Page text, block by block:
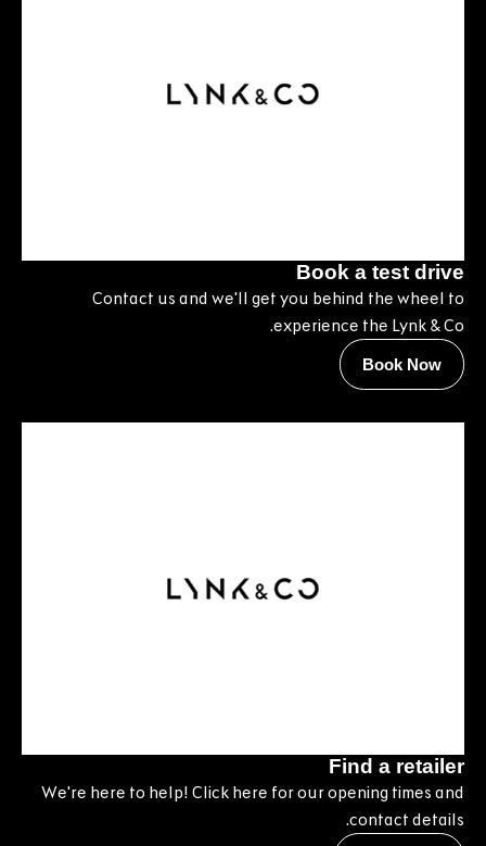
Book a test drive
Contact us and we'll get you behind the wheel to
experience the Lynk & Co.
Book Now
Find a retailer
We're here to help! Click here for our opening times and
contact details.